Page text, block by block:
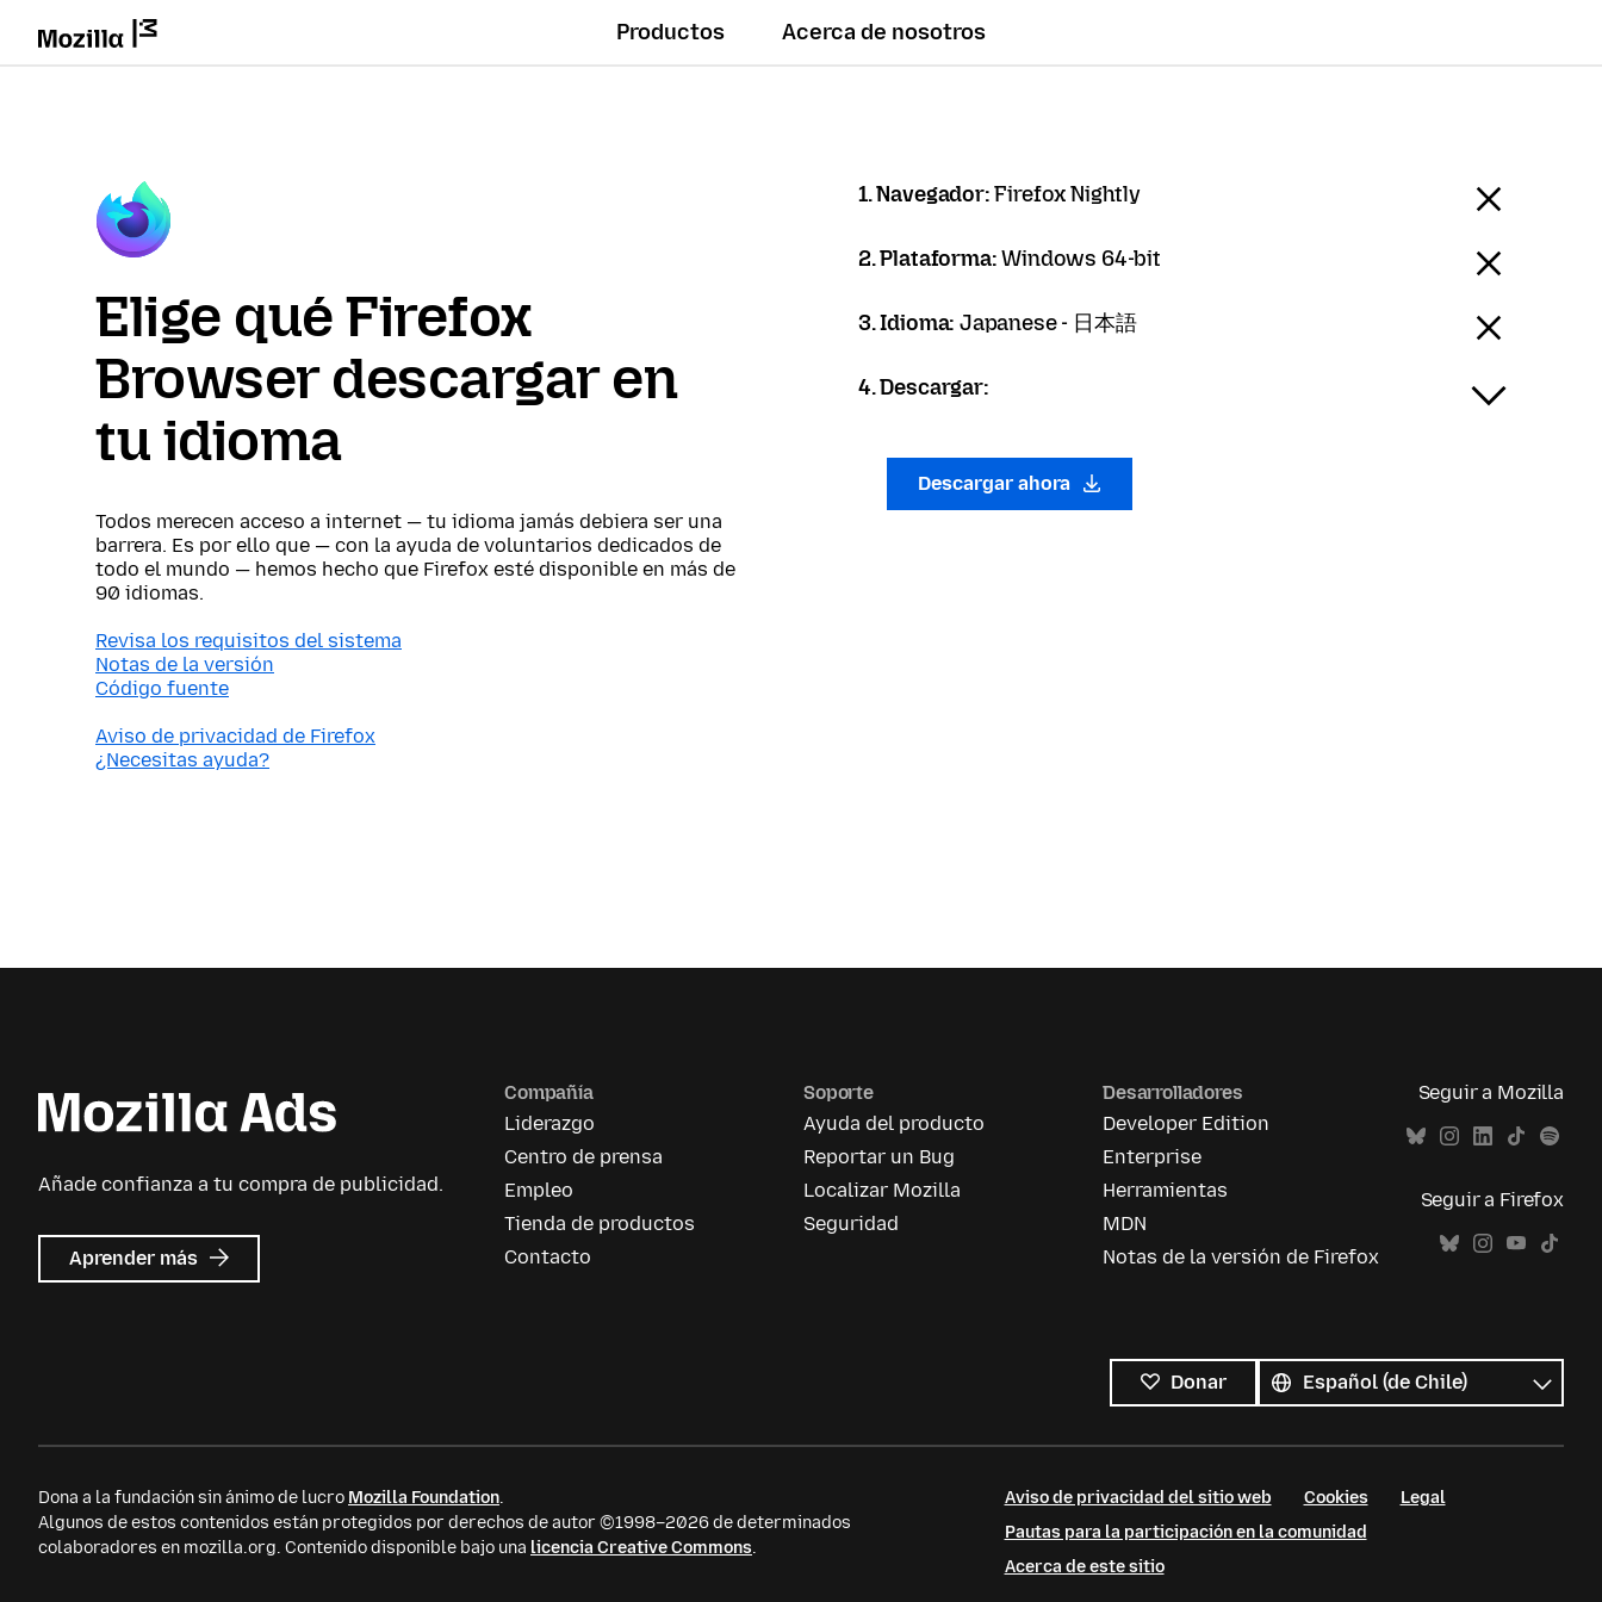
Productos Acerca de nosotros
Elige qué Firefox
Browser descargar en
tu idioma
Todos merecen acceso a internet — tu idioma jamás debiera ser una
barrera. Es por ello que — con la ayuda de voluntarios dedicados de
todo el mundo — hemos hecho que Firefox esté disponible en más de
90 idiomas.
Revisa los requisitos del sistema
Notas de la versión
Código fuente
Aviso de privacidad de Firefox
¿Necesitas ayuda?
1. Navegador:Firefox Nightly
2. Plataforma:Windows 64-bit
3. Idioma:Japanese - 日本語
4. Descargar:
Descargar ahora
Añade confianza a tu compra de publicidad.
Aprender más acerca
de
Compañía
Liderazgo
Centro de prensa
Empleo
Tienda de productos
Contacto
Soporte
Ayuda del producto
Reportar un Bug
Localizar Mozilla
Seguridad
Desarrolladores
Developer Edition
Enterprise
Herramientas
MDN
Notas de la versión de Firefox
Seguir a Mozilla
Seguir a Firefox
Donar
los
idiomas
Idioma
Dona a la fundación sin ánimo de lucro Mozilla Foundation.
Algunos de estos contenidos están protegidos por derechos de autor ©1998–2026 de determinados
colaboradores en mozilla.org. Contenido disponible bajo una licencia Creative Commons.
Aviso de privacidad del sitio web Cookies
Legal
Pautas para la participación en la comunidad
Acerca de este sitio